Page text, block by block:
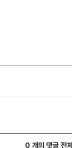
0 개의 댓글 전